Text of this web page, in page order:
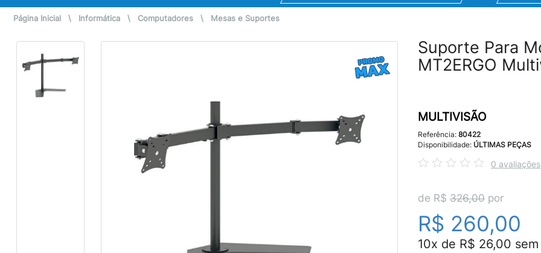
Página Inicial \ Informática \ Computadores \ Mesas e Suportes
Suporte Para
MT2ERGO
MULTIVISÃO
Referência: 80422
Disponibilidade: ÚLTIMAS PEÇAS
0 avaliações
de R$ 326,00 por
R$ 260,00
10x de R$ 26,00